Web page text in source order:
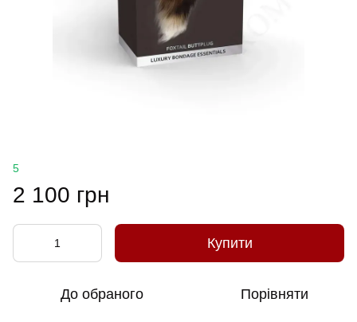
5
2 100 грн
Купити
До обраного Порівняти